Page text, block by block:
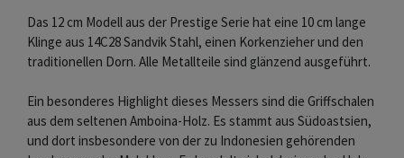
Das 12 cm Modell aus der Prestige Serie hat eine 10 cm lange
Klinge aus 14C28 Sandvik Stahl, einen Korkenzieher und den
traditionellen Dorn. Alle Metallteile sind glänzend ausgeführt.
Ein besonderes Highlight dieses Messers sind die Griffschalen
aus dem seltenen Amboina-Holz. Es stammt aus Südoastsien,
und dort insbesondere von der zu Indonesien gehörenden